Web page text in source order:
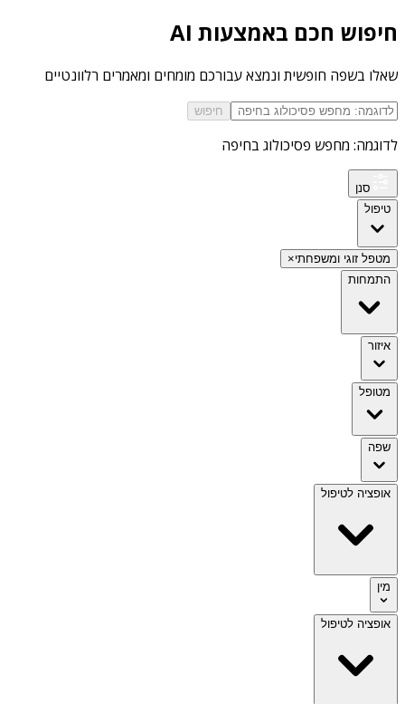
חיפוש חכם באמצעות AI
שאלו בשפה חופשית ונמצא עבורכם מומחים ומאמרים רלוונטיים
חיפוש
לדוגמה: מחפש פסיכולוג בחיפה
סנן
טיפול
מטפל זוגי ומשפחתי×
התמחות
איזור
מטופל
שפה
אופציה לטיפול
מין
אופציה לטיפול